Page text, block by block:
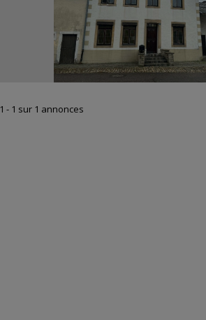
1 - 1 sur 1 annonces